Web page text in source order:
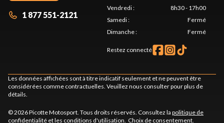
1 877 551-2121
Vendredi:
8h30 - 17h00
Samedi:
Fermé
Dimanche: Fermé
Restez connecté
Les données affichées sont à titre indicatif seulement et ne peuvent être
considérées comme contractuelles. Veuillez nous consulter pour plus de
détails.
© 2026 Picotte Motosport. Tous droits réservés. Consultez la politique de
confidentialité et les conditions d'utilisation Choix de consentement.